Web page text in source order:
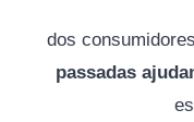
dos
passadas